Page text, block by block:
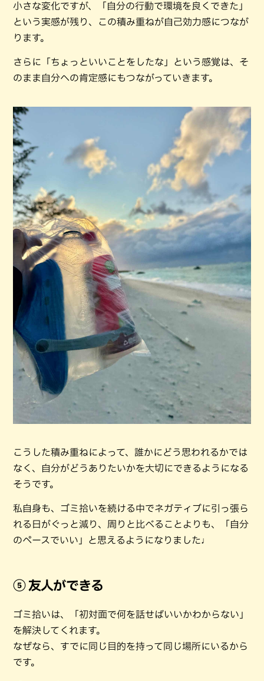
小さな変化ですが、「自分の行動で環境を良くできた」
という実感が残り、この積み重ねが自己効力感につなが
ります。
さらに「ちょっといいことをしたな」という感覚は、そ
のまま自分への肯定感にもつながっていきます。
こうした積み重ねによって、誰かにどう思われるかでは
なく、自分がどうありたいかを大切にできるようになる
そうです。
私自身も、ゴミ拾いを続ける中でネガティブに引っ張ら
れる日がぐっと減り、周りと比べることよりも、「自分
のペースでいい」と思えるようになりました♩
⑤ 友人ができる
ゴミ拾いは、「初対面で何を話せばいいかわからない」
を解決してくれます。
なぜなら、すでに同じ目的を持って同じ場所にいるから
です。